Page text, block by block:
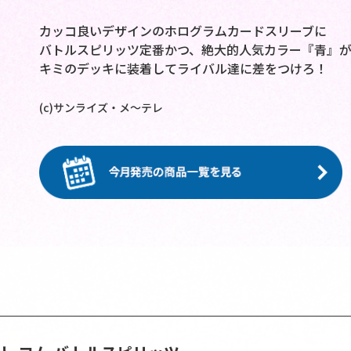
カッコ良いデザインのホログラムカードスリーブに
バトルスピリッツ定番かつ、絶大的人気カラー『青』
キミのデッキに装着してライバル達に差をつけろ！
(c)サンライズ・メ～テレ